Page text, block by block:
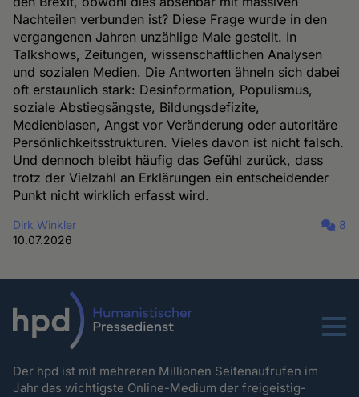
Nachteilen verbunden ist? Diese Frage wurde in den
vergangenen Jahren unzählige Male gestellt. In
Talkshows, Zeitungen, wissenschaftlichen Analysen
und sozialen Medien. Die Antworten ähneln sich dabei
oft erstaunlich stark: Desinformation, Populismus,
soziale Abstiegsängste, Bildungsdefizite,
Medienblasen, Angst vor Veränderung oder autoritäre
Persönlichkeitsstrukturen. Vieles davon ist nicht falsch.
Und dennoch bleibt häufig das Gefühl zurück, dass
trotz der Vielzahl an Erklärungen ein entscheidender
Punkt nicht wirklich erfasst wird.
Dirk Winkler
10.07.2026
8
Menu
Der hpd ist mit mehreren Millionen Seitenaufrufen im
Jahr das wichtigste Online-Medium der freigeistig-